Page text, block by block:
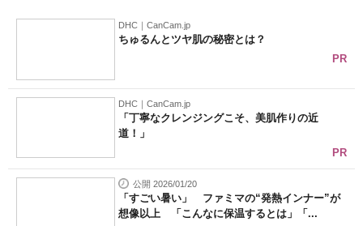
DHC｜CanCam.jp
ちゅるんとツヤ肌の秘密とは？
PR
DHC｜CanCam.jp
「丁寧なクレンジングこそ、美肌作りの近
道！」
PR
公開 2026/01/20
「すごい暑い」 ファミマの“発熱インナー”が
想像以上 「こんなに保温するとは」「...